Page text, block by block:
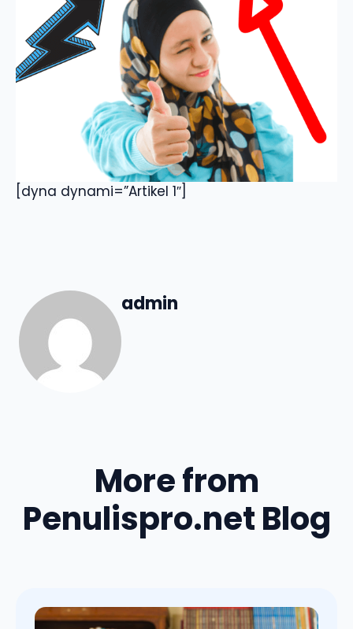
[dyna dynami=”Artikel 1″]
admin
More from
Penulispro.net Blog